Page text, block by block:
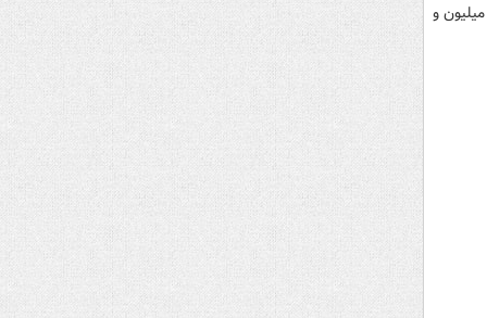
اسفند ۱۴۰۴، شاخص کل بورس تهران با ریزش ۱۰۰ هزار و ۶۵۰ واحدی (معادل ۲.۶۴ درصد) به سطح ۳ میلیون و